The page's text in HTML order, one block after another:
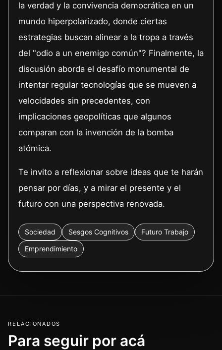
la verdad y la convivencia democrática en un
mundo hiperpolarizado, donde ciertas
estrategias buscan alinear a la tropa a través
del "odio a un enemigo común"? Finalmente, la
discusión aborda el desafío monumental de
intentar regular tecnologías que se mueven a
velocidades sin precedentes, con
implicaciones geopolíticas que algunos
comparan con la invención de la bomba
atómica.
Te invito a reflexionar sobre ideas que te harán
pensar por días, y a mirar el presente y el
futuro con una perspectiva renovada.
Sociedad Sesgos Cognitivos
Futuro Trabajo
Emprendimiento
RELACIONADOS
Para seguir por acá